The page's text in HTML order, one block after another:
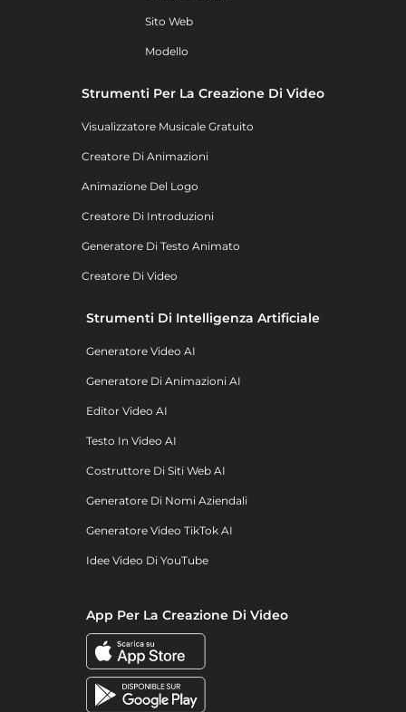
Sito Web
Modello
Strumenti Per La Creazione Di Video
Visualizzatore Musicale Gratuito
Creatore Di Animazioni
Animazione Del Logo
Creatore Di Introduzioni
Generatore Di Testo Animato
Creatore Di Video
Strumenti Di Intelligenza Artificiale
Generatore Video AI
Generatore Di Animazioni AI
Editor Video AI
Testo In Video AI
Costruttore Di Siti Web AI
Generatore Di Nomi Aziendali
Generatore Video TikTok AI
Idee Video Di YouTube
App Per La Creazione Di Video